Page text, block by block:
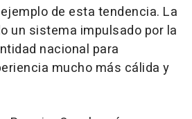
de esta tendencia. La
un sistema impulsado por la
nacional para
mucho más cálida y